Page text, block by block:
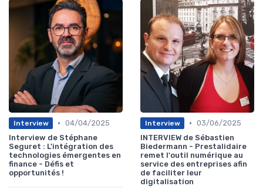
Interview • 04/04/2025
Interview de Stéphane
Seguret : L'intégration des
technologies émergentes en
finance - Défis et
opportunités !
Interview • 03/06/2025
INTERVIEW de Sébastien
Biedermann - Prestalidaire
remet l'outil numérique au
service des entreprises afin
de faciliter leur
digitalisation